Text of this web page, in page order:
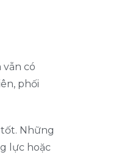
có
phối
Những
lực hoặc